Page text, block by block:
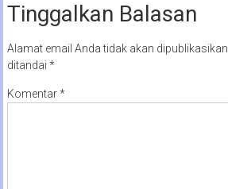
Tinggalkan Balasan
Alamat email Anda tidak akan dipublikasikan.
ditandai *
Komentar*